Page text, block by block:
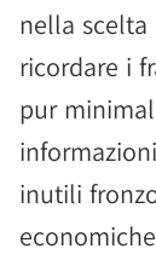
nella
ricordare i
pur
inutili